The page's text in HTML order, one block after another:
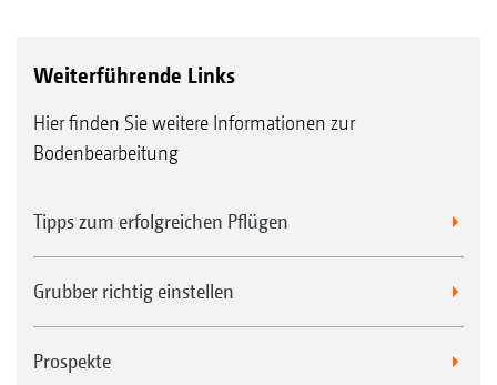
Weiterführende Links
Hier finden Sie weitere Informationen zur
Bodenbearbeitung
Tipps zum erfolgreichen Pflügen
Grubber richtig einstellen
Prospekte